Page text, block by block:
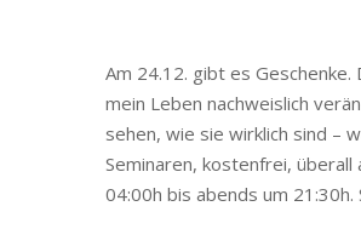
Am 24.12. gibt es
mein Leben nachweislich
sehen, wie sie wirklich sind –
Seminaren, kostenfrei,
04:00h bis abends um 21:30h.